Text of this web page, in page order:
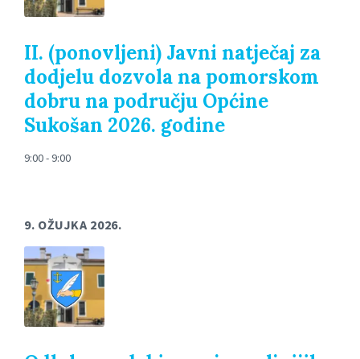
II. (ponovljeni) Javni natječaj za
dodjelu dozvola na pomorskom
dobru na području Općine
Sukošan 2026. godine
9:00 - 9:00
9. OŽUJKA 2026.